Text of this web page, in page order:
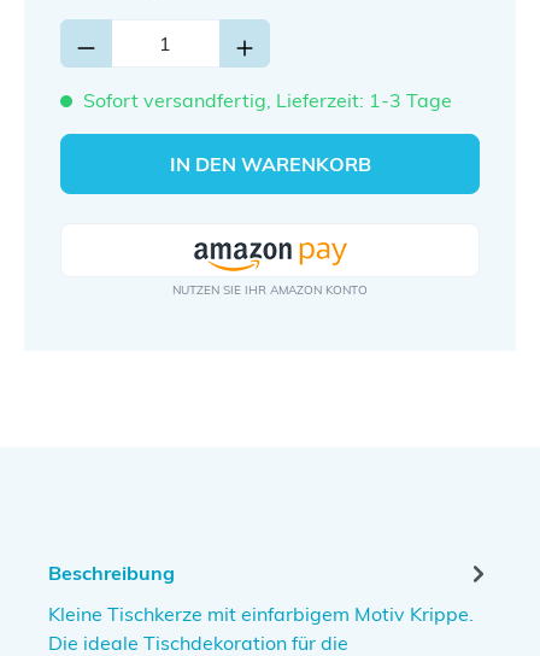
Sofort versandfertig, Lieferzeit: 1-3 Tage
IN DEN WARENKORB
Beschreibung
Kleine Tischkerze mit einfarbigem Motiv Krippe.
Die ideale Tischdekoration für die